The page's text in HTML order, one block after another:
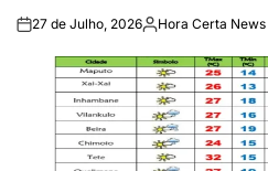
on27 de Julho, 2026Publicado
Hora Certa News